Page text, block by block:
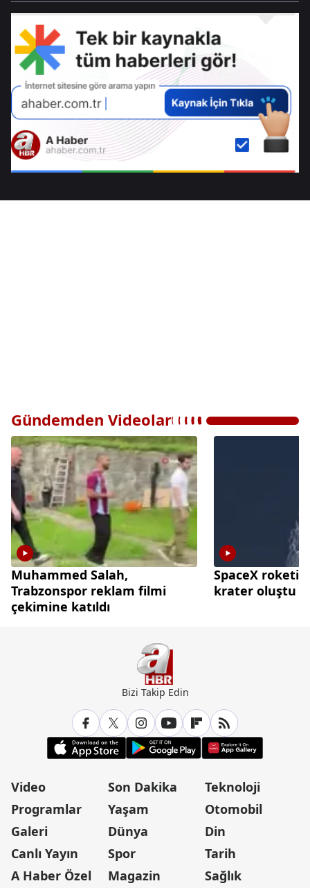
Gündemden Videolar
Muhammed Salah,
Trabzonspor reklam filmi
çekimine katıldı
SpaceX roketi
krater oluştu
Bizi Takip Edin
Video
Programlar
Galeri
Canlı Yayın
A Haber Özel
Son Dakika
Yaşam
Dünya
Spor
Magazin
Teknoloji
Otomobil
Din
Tarih
Sağlık